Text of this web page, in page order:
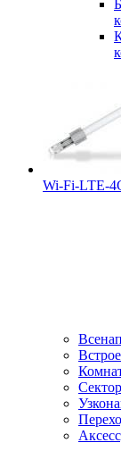
Wi-Fi-LTE-